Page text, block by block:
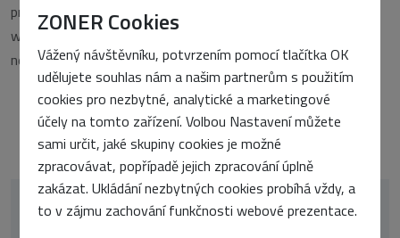
ZONER Cookies
Vážený návštěvníku, potvrzením pomocí tlačítka OK
udělujete souhlas nám a našim partnerům s použitím
cookies pro nezbytné, analytické a marketingové
účely na tomto zařízení. Volbou Nastavení můžete
sami určit, jaké skupiny cookies je možné
zpracovávat, popřípadě jejich zpracování úplně
zakázat. Ukládání nezbytných cookies probíhá vždy, a
to v zájmu zachování funkčnosti webové prezentace.
pravidelně aktualizovat, stejně jako jakoukoli jinou aplikaci. U
webových aplikací ale často nastává problém – aplikace běží
nepřetržitě, návštěvníci ji stále využívají a v důsledku
korektor oop-php